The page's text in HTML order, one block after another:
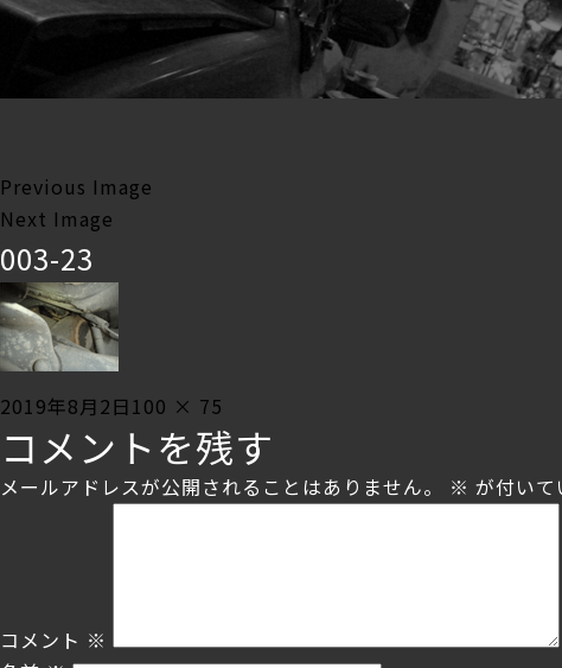
Previous Image
Next Image
003-23
Posted
on
2019年8月2日 Full
size
100 × 75
コメントを残す
メールアドレスが公開されることはありません。 ※ が付いて
コメント ※